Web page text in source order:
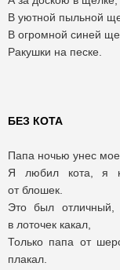
В уютной пыльной
В огромной синей
Ракушки на песке.
БЕЗ КОТА
Папа ночью унес
Я любил кота, я
от блошек.
Это был отличный,
в лоточек какал,
Только папа от
плакал.